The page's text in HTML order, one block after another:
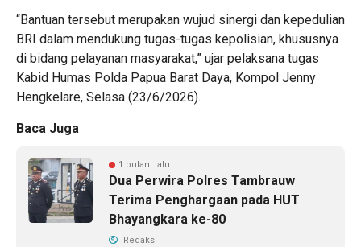
“Bantuan tersebut merupakan wujud sinergi dan kepedulian
BRI dalam mendukung tugas-tugas kepolisian, khususnya
di bidang pelayanan masyarakat,” ujar pelaksana tugas
Kabid Humas Polda Papua Barat Daya, Kompol Jenny
Hengkelare, Selasa (23/6/2026).
Baca Juga
1 bulan lalu
Dua Perwira Polres Tambrauw
Terima Penghargaan pada HUT
Bhayangkara ke-80
Redaksi